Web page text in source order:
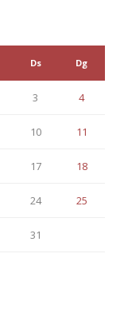
Ds Dg
3 4
10 11
17 18
24 25
31